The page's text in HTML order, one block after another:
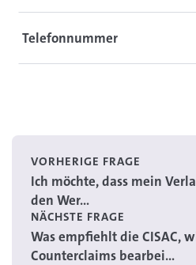
Telefonnummer
VORHERIGE FRAGE
Ich möchte, dass mein
den Wer...
NÄCHSTE FRAGE
Was empfiehlt die CISAC,
Counterclaims bearbei...